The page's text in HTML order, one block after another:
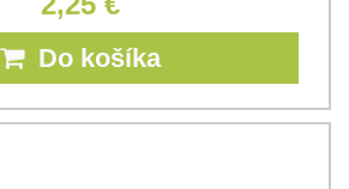
Do košíka